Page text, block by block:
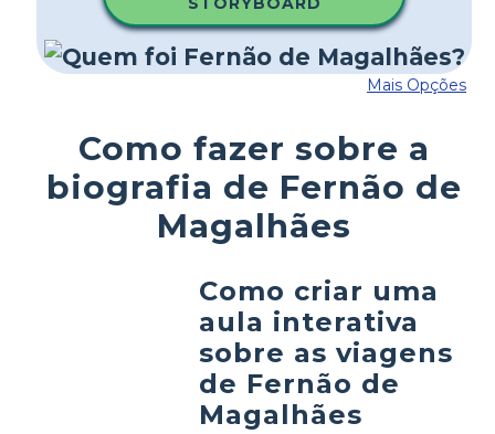
Mais Opções
Como fazer sobre a
biografia de Fernão de
Magalhães
Como criar uma
aula interativa
sobre as viagens
de Fernão de
Magalhães